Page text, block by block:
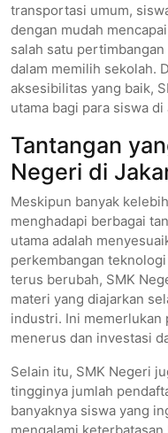
transportasi umum,
dengan mudah
salah satu
dalam memilih sekolah.
aksesibilitas yang baik,
utama bagi para siswa di
Tantangan
Negeri di
Meskipun banyak
menghadapi berbagai
utama adalah
perkembangan
terus berubah, SMK
materi yang diajarkan
industri. Ini
menerus dan investasi
Selain itu, SMK Negeri
tingginya jumlah
banyaknya siswa yang